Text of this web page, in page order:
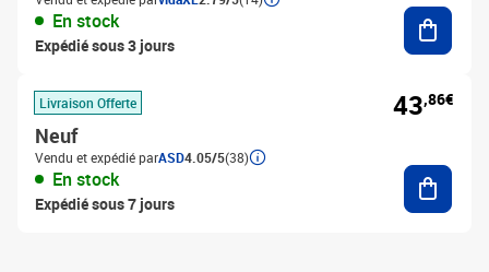
En stock
Expédié sous 3 jours
Livraison Offerte
Neuf
Vendu et expédié parASD4.05/5(38)
En stock
Expédié sous 7 jours
43,86€